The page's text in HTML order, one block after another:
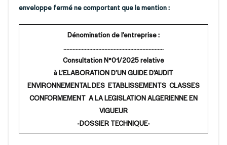
enveloppe fermé necomportant que la mention :
Dénomination de l’entreprise :
…………………………………………………………
Consultation N°01/2025 relative
à L’ELABORATION D’UN GUIDE D’AUDIT
ENVIRONNEMENTAL DES ETABLISSEMENTS CLASSES
CONFORMEMENT A LA LEGISLATION ALGERIENNE EN
VIGUEUR
-DOSSIER TECHNIQUE-